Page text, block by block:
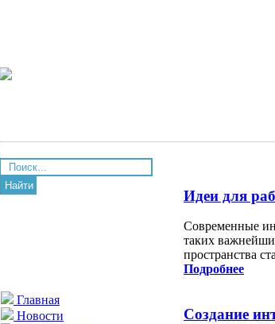
Найти
Главная
Новости
Идеи для
Современные
таких
пространства
Подробнее
Создание